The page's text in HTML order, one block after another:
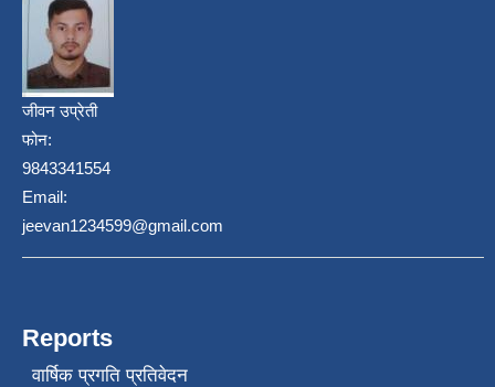
जीवन उप्रेती
फोन:
9843341554
Email:
jeevan1234599@gmail.com
Reports
वार्षिक प्रगति प्रतिवेदन